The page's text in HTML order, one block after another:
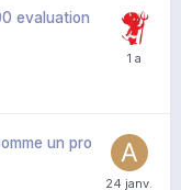
evaluation
un pro